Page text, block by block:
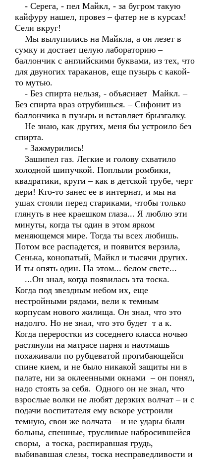
- Серега, - пел Майкл, - за бугром такую
кайфуру нашел, провез – фатер не в курсах!
Сели вкруг!
Мы вылупились на Майкла, а он лезет в
сумку и достает целую лабораторию –
баллончик с английскими буквами, из тех, что
для двуногих тараканов, еще пузырь с какой-
то мутью.
- Без спирта нельзя, - объясняет Майкл. –
Без спирта враз отрубишься. – Сифонит из
баллончика в пузырь и вставляет брызгалку.
Не знаю, как других, меня бы устроило без
спирта.
- Зажмурились!
Зашипел газ. Легкие и голову схватило
холодной шипучкой. Поплыли ромбики,
квадратики, круги – как в детской трубе, черт
дери! Кто-то занес ее в интернат, и мы на
ушах стояли перед стариками, чтобы только
глянуть в нее краешком глаза... Я люблю эти
минуты, когда ты один в этом ярком
меняющемся мире. Тогда ты всех любишь.
Потом все распадется, и появится верзила,
Сенька, конопатый, Майкл и тысячи других.
И ты опять один. На этом... белом свете...
...Он знал, когда появилась эта тоска.
Когда под звездным небом их, еще
нестройными рядами, вели к темным
корпусам нового жилища. Он знал, что это
надолго. Но не знал, что это будет т а к.
Когда переростки из соседнего класса ночью
растянули на матрасе парня и наотмашь
похаживали по рубцеватой прогибающейся
спине кием, и не было никакой защиты ни в
палате, ни за оклеенными окнами – он понял,
надо стоять за себя. Одного он не знал, что
взрослые волки не любят дерзких волчат – и с
подачи воспитателя ему вскоре устроили
темную, свои же волчата – и не удары были
больны, спешные, трусливые набросившейся
своры, а тоска, распиравшая грудь,
выбивавшая слезы, тоска несправедливости и